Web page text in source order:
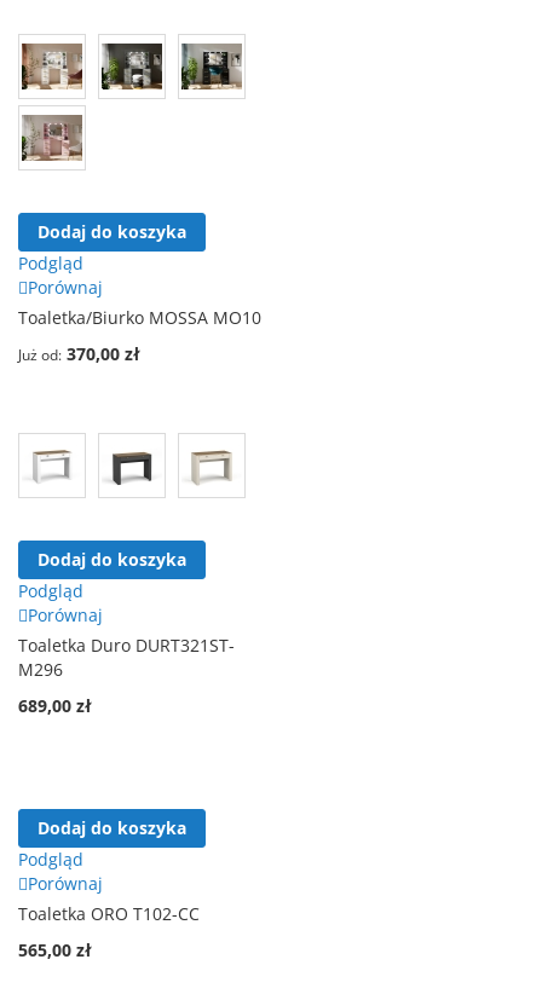
Dodaj do koszyka
Podgląd
Porównaj
Toaletka/Biurko MOSSA MO10
Już od 370,00 zł
Dodaj do koszyka
Podgląd
Porównaj
Toaletka Duro DURT321ST-
M296
689,00 zł
Dodaj do koszyka
Podgląd
Porównaj
Toaletka ORO T102-CC
565,00 zł